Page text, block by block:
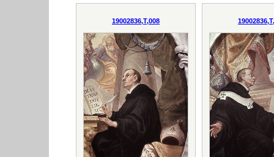
19002836,T,008